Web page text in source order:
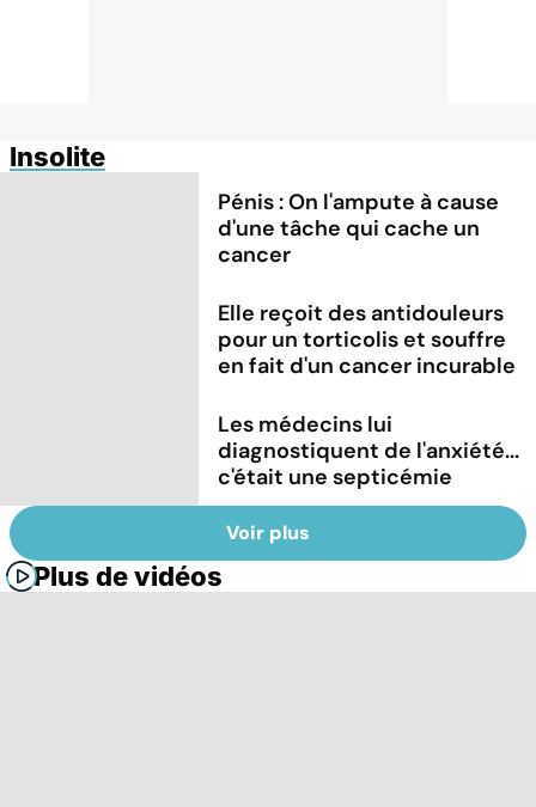
Insolite
Pénis : On l'ampute à cause
d'une tâche qui cache un
cancer
Elle reçoit des antidouleurs
pour un torticolis et souffre
en fait d'un cancer incurable
Les médecins lui
diagnostiquent de l'anxiété...
c'était une septicémie
Voir plus
Plus de vidéos